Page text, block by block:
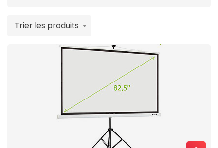
Trier les produits